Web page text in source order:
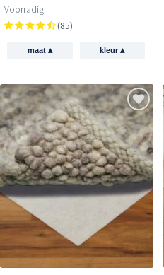
Voorradig
(85)
maat ▴ kleur▴